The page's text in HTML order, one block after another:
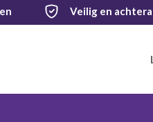
Veilig en